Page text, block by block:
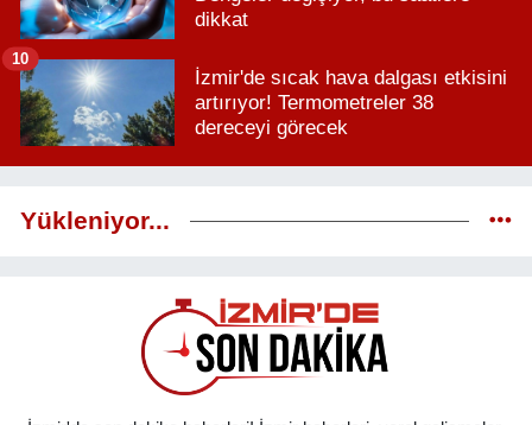
dikkat
İzmir'de sıcak hava dalgası etkisini
artırıyor! Termometreler 38
dereceyi görecek
10
Yükleniyor...